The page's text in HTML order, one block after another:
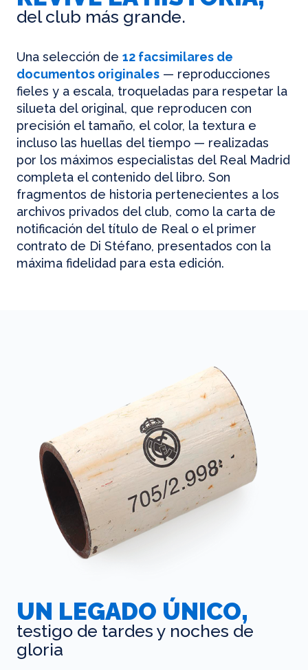
del club más grande.
Una selección de 12 facsimilares de
documentos originales — reproducciones
fieles y a escala, troqueladas para respetar la
silueta del original, que reproducen con
precisión el tamaño, el color, la textura e
incluso las huellas del tiempo — realizadas
por los máximos especialistas del Real Madrid
completa el contenido del libro. Son
fragmentos de historia pertenecientes a los
archivos privados del club, como la carta de
notificación del título de Real o el primer
contrato de Di Stéfano, presentados con la
máxima fidelidad para esta edición.
UN LEGADO ÚNICO,
testigo de tardes y noches de
gloria